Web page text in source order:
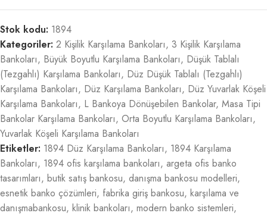
Stok kodu: 1894
Kategoriler: 2 Kişilik Karşılama Bankoları, 3 Kişilik Karşılama
Bankoları, Büyük Boyutlu Karşılama Bankoları, Düşük Tablalı
(Tezgahlı) Karşılama Bankoları, Düz Düşük Tablalı (Tezgahlı)
Karşılama Bankoları, Düz Karşılama Bankoları, Düz Yuvarlak Köşeli
Karşılama Bankoları, L Bankoya Dönüşebilen Bankolar, Masa Tipi
Bankolar Karşılama Bankoları, Orta Boyutlu Karşılama Bankoları,
Yuvarlak Köşeli Karşılama Bankoları
Etiketler: 1894 Düz Karşılama Bankoları, 1894 Karşılama
Bankoları, 1894 ofis karşılama bankoları, argeta ofis banko
tasarımları, butik satış bankosu, danışma bankosu modelleri,
esnetik banko çözümleri, fabrika giriş bankosu, karşılama ve
danışmabankosu, klinik bankoları, modern banko sistemleri,